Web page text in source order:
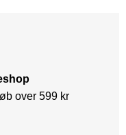
over 599 kr